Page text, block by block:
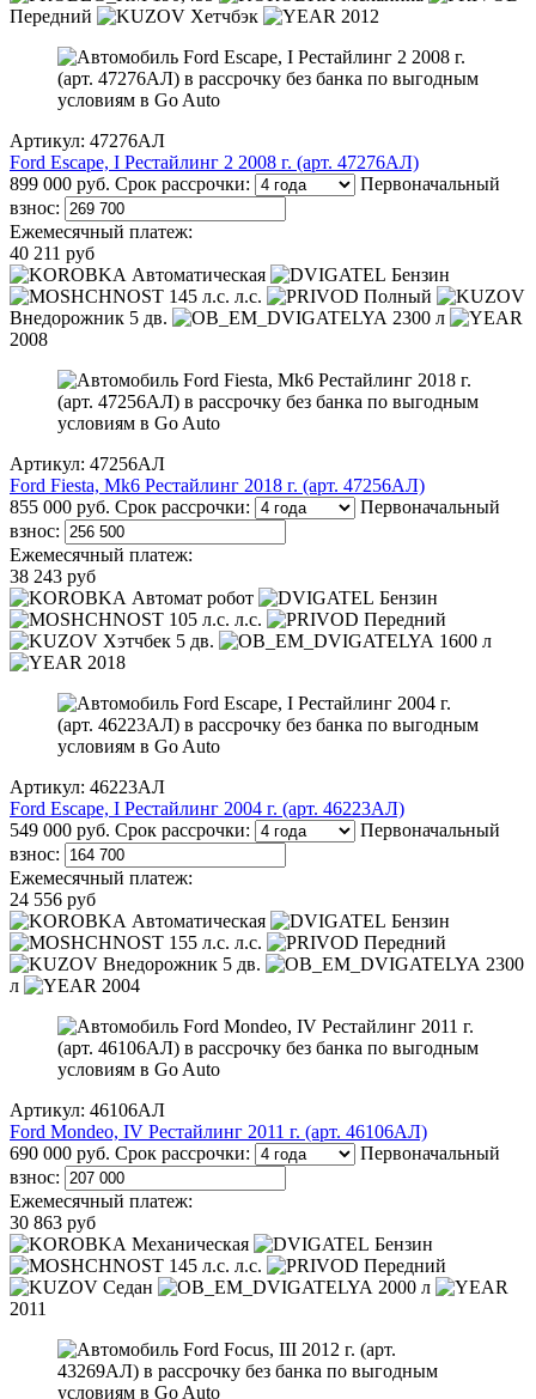
Передний
Хетчбэк 2012
Артикул: 47276АЛ
Ford Escape, I Рестайлинг 2 2008 г. (арт. 47276АЛ)
899 000 руб. Срок рассрочки:
Первоначальный
взнос:
Ежемесячный платеж:
40 211 руб
Автоматическая
Бензин
145 л.с. л.с.
Полный
Внедорожник 5 дв.
2300 л
2008
Артикул: 47256АЛ
Ford Fiesta, Mk6 Рестайлинг 2018 г. (арт. 47256АЛ)
855 000 руб. Срок рассрочки:
Первоначальный
взнос:
Ежемесячный платеж:
38 243 руб
Автомат робот
Бензин
105 л.с. л.с.
Передний
Хэтчбек 5 дв.
1600 л
2018
Артикул: 46223АЛ
Ford Escape, I Рестайлинг 2004 г. (арт. 46223АЛ)
549 000 руб. Срок рассрочки:
Первоначальный
взнос:
Ежемесячный платеж:
24 556 руб
Автоматическая
Бензин
155 л.с. л.с.
Передний
Внедорожник 5 дв.
2300
л
2004
Артикул: 46106АЛ
Ford Mondeo, IV Рестайлинг 2011 г. (арт. 46106АЛ)
690 000 руб. Срок рассрочки:
Первоначальный
взнос:
Ежемесячный платеж:
30 863 руб
Механическая
Бензин
145 л.с. л.с.
Передний
Седан
2000 л
2011